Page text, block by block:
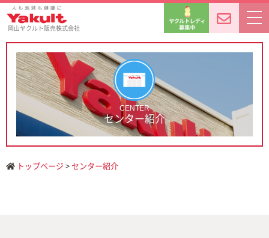
岡山ヤクルト販売株式会社
CENTER
センター紹介
トップページ >センター紹介